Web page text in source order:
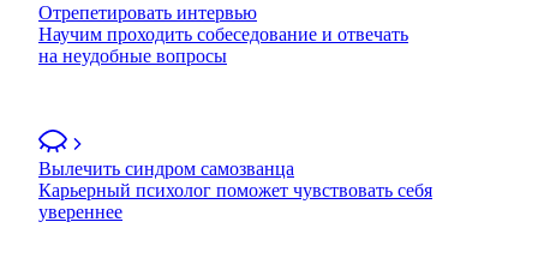
Отрепетировать интервью
Научим проходить собеседование и отвечать
на неудобные вопросы
Вылечить синдром самозванца
Карьерный психолог поможет чувствовать себя
увереннее